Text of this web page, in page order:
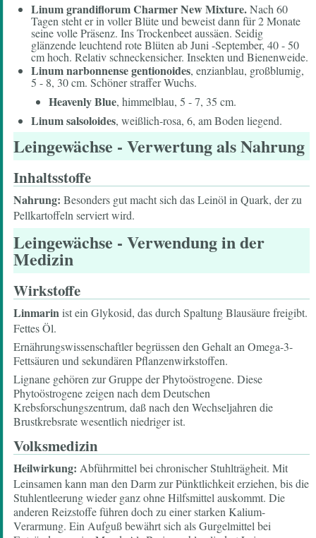
Linum grandiflorumCharmer New Mixture.Nach 60
Tagen steht er in voller Blüte und beweist dann für 2 Monate
seine volle Präsenz. Ins Trockenbeet aussäen. Seidig
glänzende leuchtend rote Blüten ab Juni -September, 40 - 50
cm hoch. Relativ schneckensicher. Insekten und Bienenweide.
Linum narbonnense gentionoides, enzianblau, großblumig,
5 - 8, 30 cm. Schöner straffer Wuchs.
Heavenly Blue, himmelblau, 5 - 7, 35 cm.
Linum salsoloides, weißlich-rosa, 6, am Boden liegend.
Leingewächse - Verwertung als Nahrung
Inhaltsstoffe
Nahrung: Besonders gut macht sich das Leinöl in Quark, der zu
Pellkartoffeln serviert wird.
Leingewächse - Verwendung in der
Medizin
Wirkstoffe
Linmarinist ein Glykosid, das durch Spaltung Blausäure freigibt.
Fettes Öl.
Ernährungswissenschaftler begrüssen den Gehalt an Omega-3-
Fettsäuren und sekundären Pflanzenwirkstoffen.
Lignane gehören zur Gruppe der Phytoöstrogene. Diese
Phytoöstrogene zeigen nach dem Deutschen
Krebsforschungszentrum, daß nach den Wechseljahren die
Brustkrebsrate wesentlich niedriger ist.
Volksmedizin
Heilwirkung: Abführmittel bei chronischer Stuhlträgheit. Mit
Leinsamen kann man den Darm zur Pünktlichkeit erziehen, bis die
Stuhlentleerung wieder ganz ohne Hilfsmittel auskommt. Die
anderen Reizstoffe führen doch zu einer starken Kalium-
Verarmung. Ein Aufguß bewährt sich als Gurgelmittel bei